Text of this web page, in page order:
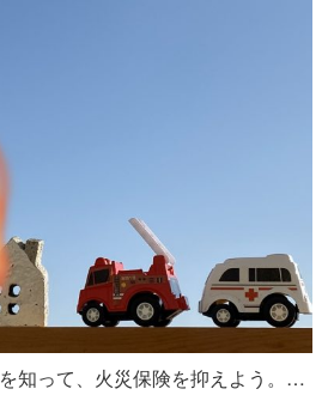
省令準耐火構造の費用を知って、火災保険を抑えよう。一級建築士が解説！